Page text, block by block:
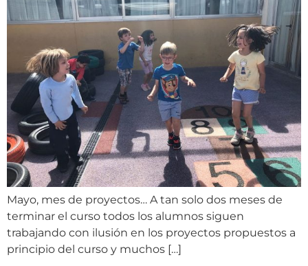
Mayo, mes de proyectos… A tan solo dos meses de
terminar el curso todos los alumnos siguen
trabajando con ilusión en los proyectos propuestos a
principio del curso y muchos […]